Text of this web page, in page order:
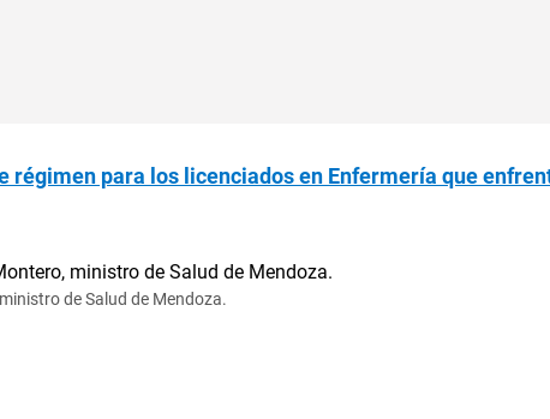
régimen para los licenciados en Enfermería que
de Salud de Mendoza.